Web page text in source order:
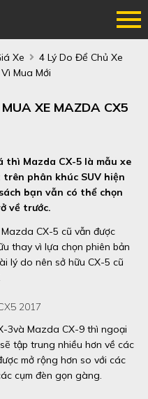
Xe
4 Lý Do Để Chủ Xe
Mua Mới
XE MAZDA CX5
thì Mazda CX-5 là mẫu xe
phân khúc SUV hiện
bạn vẫn có thể chọn
về trước.
CX-5 cũ vẫn được
thay vì lựa chọn phiên bản
lý do nên sở hữu CX-5 cũ
2017
3và Mazda CX-9 thì ngoại
tập trung nhiều hơn về các
mở rộng hơn so với các
cụm đèn gọn gàng.